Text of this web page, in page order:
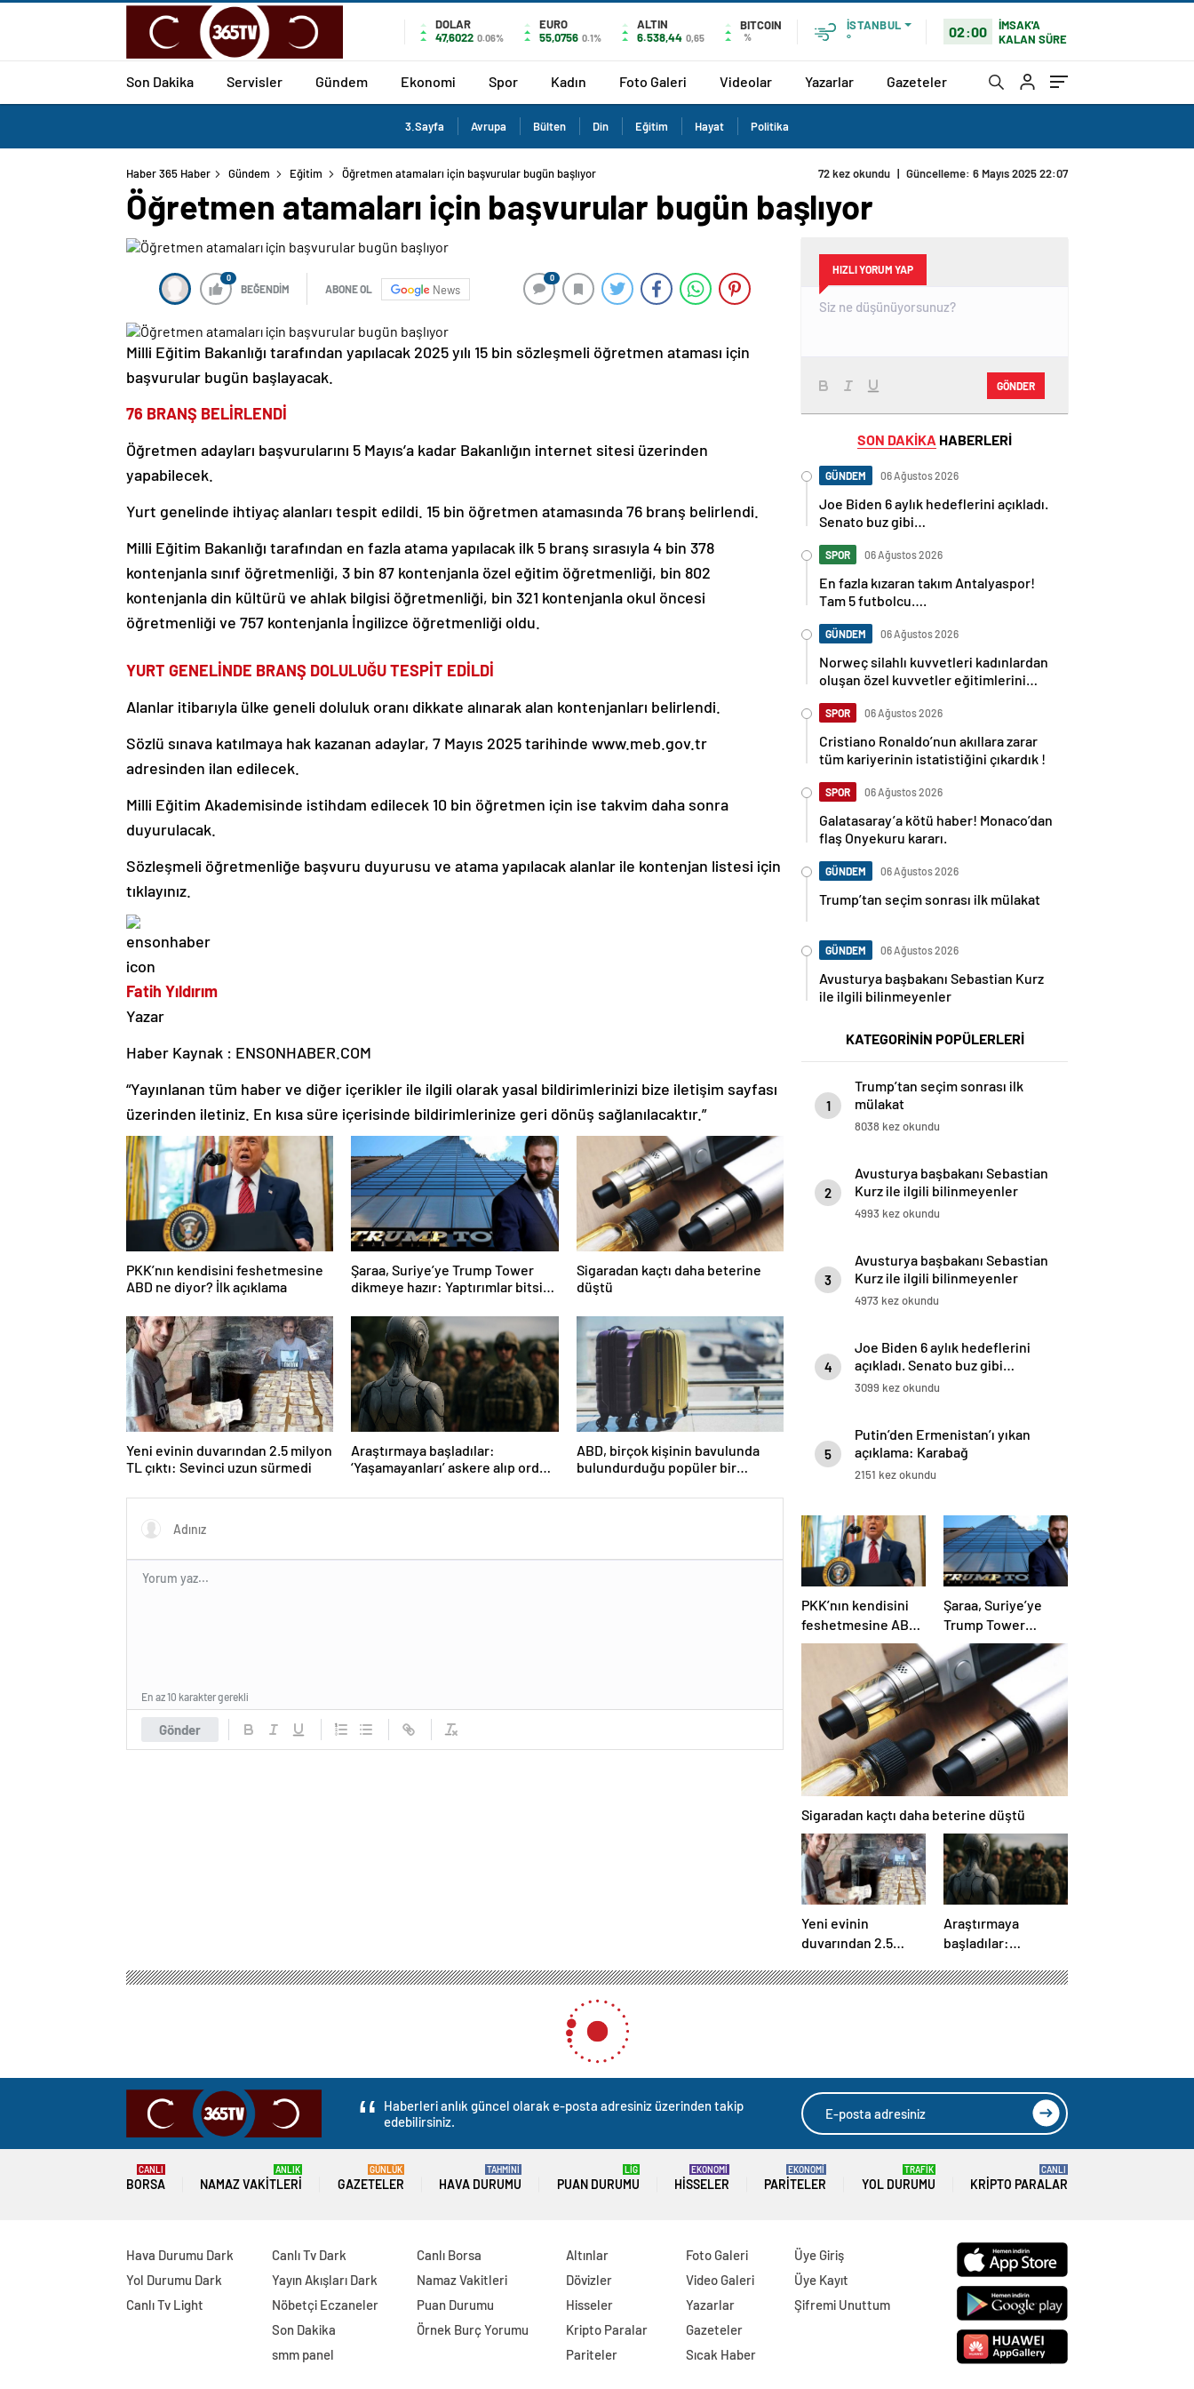
DOLAR
47,6022 0.06%
EURO
55,0756 0.1%
ALTIN
6.538,44 0,65
BITCOIN
%
İSTANBUL
°
02:00
İMSAK'A
KALAN SÜRE
Son Dakika Servisler Gündem Ekonomi Spor Kadın Foto Galeri Videolar Yazarlar Gazeteler
3.Sayfa Avrupa Bülten Din Eğitim Hayat Politika
Haber 365 Haber Gündem Eğitim Öğretmen atamaları için başvurular bugün başlıyor 72 kez okundu | Güncelleme: 6 Mayıs 2025 22:07
Öğretmen atamaları için başvurular bugün başlıyor
0
BEĞENDİM ABONE OL News
0
Milli Eğitim Bakanlığı tarafından yapılacak 2025 yılı 15 bin sözleşmeli öğretmen ataması için
başvurular bugün başlayacak.
76 BRANŞ BELİRLENDİ
Öğretmen adayları başvurularını 5 Mayıs’a kadar Bakanlığın internet sitesi üzerinden
yapabilecek.
Yurt genelinde ihtiyaç alanları tespit edildi. 15 bin öğretmen atamasında 76 branş belirlendi.
Milli Eğitim Bakanlığı tarafından en fazla atama yapılacak ilk 5 branş sırasıyla 4 bin 378
kontenjanla sınıf öğretmenliği, 3 bin 87 kontenjanla özel eğitim öğretmenliği, bin 802
kontenjanla din kültürü ve ahlak bilgisi öğretmenliği, bin 321 kontenjanla okul öncesi
öğretmenliği ve 757 kontenjanla İngilizce öğretmenliği oldu.
YURT GENELİNDE BRANŞ DOLULUĞU TESPİT EDİLDİ
Alanlar itibarıyla ülke geneli doluluk oranı dikkate alınarak alan kontenjanları belirlendi.
Sözlü sınava katılmaya hak kazanan adaylar, 7 Mayıs 2025 tarihinde www.meb.gov.tr
adresinden ilan edilecek.
Milli Eğitim Akademisinde istihdam edilecek 10 bin öğretmen için ise takvim daha sonra
duyurulacak.
Sözleşmeli öğretmenliğe başvuru duyurusu ve atama yapılacak alanlar ile kontenjan listesi için
tıklayınız.
Fatih Yıldırım
Yazar
Haber Kaynak : ENSONHABER.COM
“Yayınlanan tüm haber ve diğer içerikler ile ilgili olarak yasal bildirimlerinizi bize iletişim sayfası
üzerinden iletiniz. En kısa süre içerisinde bildirimlerinize geri dönüş sağlanılacaktır.”
PKK’nın kendisini feshetmesine
ABD ne diyor? İlk açıklama
Şaraa, Suriye’ye Trump Tower
dikmeye hazır: Yaptırımlar bitsin
Sigaradan kaçtı daha beterine
düştü
Yeni evinin duvarından 2.5 milyon
TL çıktı: Sevinci uzun sürmedi
Araştırmaya başladılar:
‘Yaşamayanları’ askere alıp ordu
ABD, birçok kişinin bavulunda
bulundurduğu popüler bir
Gönder
En az 10 karakter gerekli
HIZLI YORUM YAP
GÖNDER
SON DAKİKA HABERLERİ
GÜNDEM 06 Ağustos 2026
Joe Biden 6 aylık hedeflerini açıkladı.
Senato buz gibi…
SPOR 06 Ağustos 2026
En fazla kızaran takım Antalyaspor!
Tam 5 futbolcu….
GÜNDEM 06 Ağustos 2026
Norweç silahlı kuvvetleri kadınlardan
oluşan özel kuvvetler eğitimlerini
SPOR 06 Ağustos 2026
Cristiano Ronaldo’nun akıllara zarar
tüm kariyerinin istatistiğini çıkardık !
SPOR 06 Ağustos 2026
Galatasaray’a kötü haber! Monaco’dan
flaş Onyekuru kararı.
GÜNDEM 06 Ağustos 2026
Trump’tan seçim sonrası ilk mülakat
GÜNDEM 06 Ağustos 2026
Avusturya başbakanı Sebastian Kurz
ile ilgili bilinmeyenler
KATEGORİNİN POPÜLERLERİ
1
Trump’tan seçim sonrası ilk
mülakat
8038 kez okundu
2
Avusturya başbakanı Sebastian
Kurz ile ilgili bilinmeyenler
4993 kez okundu
3
Avusturya başbakanı Sebastian
Kurz ile ilgili bilinmeyenler
4973 kez okundu
4
Joe Biden 6 aylık hedeflerini
açıkladı. Senato buz gibi…
3099 kez okundu
5
Putin’den Ermenistan’ı yıkan
açıklama: Karabağ
Azerbaycan’ın ayrılmaz bir
2151 kez okundu
PKK’nın kendisini
feshetmesine ABD
ne diyor? İlk
Şaraa, Suriye’ye
Trump Tower
dikmeye hazır:
Yaptırımlar bitsin
yeter
Sigaradan kaçtı daha beterine düştü
Yeni evinin
duvarından 2.5
Sevinci uzun
Araştırmaya
başladılar:
askere alıp ordu
Haberleri anlık güncel olarak e-posta adresiniz üzerinden takip
edebilirsiniz.
BORSA
CANLI
NAMAZ VAKITLERI
ANLIK
GAZETELER
GÜNLÜK
HAVA DURUMU
TAHMİNİ
PUAN DURUMU
LİG
HISSELER
EKONOMİ
PARITELER
EKONOMİ
YOL DURUMU
TRAFİK
KRIPTO PARALAR
CANLI
Hava Durumu Dark
Yol Durumu Dark
Canlı Tv Light
Canlı Tv Dark
Yayın Akışları Dark
Nöbetçi Eczaneler
Son Dakika
smm panel
Canlı Borsa
Namaz Vakitleri
Puan Durumu
Örnek Burç Yorumu
Altınlar
Dövizler
Hisseler
Kripto Paralar
Pariteler
Foto Galeri
Video Galeri
Yazarlar
Gazeteler
Sıcak Haber
Üye Giriş
Üye Kayıt
Şifremi Unuttum